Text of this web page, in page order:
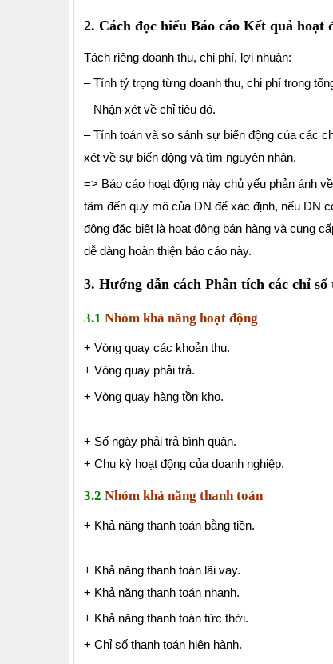
2. Cách đọc hiểu Báo cáo Kết quả hoạt
Tách riêng doanh thu, chi phí, lợi nhuận:
– Tính tỷ trọng từng doanh thu, chi phí trong
– Nhận xét về chỉ tiêu đó.
– Tính toán và so sánh sự biến động của các
xét về sự biến động và tìm nguyên nhân.
=> Báo cáo hoạt động này chủ yếu phản ánh
tâm đến quy mô của DN để xác định, nếu DN
động đặc biệt là hoạt động bán hàng và cung
dễ dàng hoàn thiện báo cáo này.
3. Hướng dẫn cách Phân tích các chỉ số
3.1 Nhóm khả năng hoạt động
+ Vòng quay các khoản thu.
+ Vòng quay phải trả.
+ Vòng quay hàng tồn kho.
+ Số ngày phải trả bình quân.
+ Chu kỳ hoạt động của doanh nghiệp.
3.2 Nhóm khả năng thanh toán
+ Khả năng thanh toán bằng tiền.
+ Khả năng thanh toán lãi vay.
+ Khả năng thanh toán nhanh.
+ Khả năng thanh toán tức thời.
+ Chỉ số thanh toán hiện hành.